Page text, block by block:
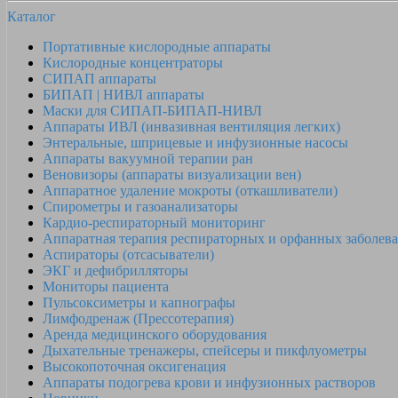
Каталог
Портативные кислородные аппараты
Кислородные концентраторы
СИПАП аппараты
БИПАП | НИВЛ аппараты
Маски для СИПАП-БИПАП-НИВЛ
Аппараты ИВЛ (инвазивная вентиляция легких)
Энтеральные, шприцевые и инфузионные насосы
Аппараты вакуумной терапии ран
Веновизоры (аппараты визуализации вен)
Аппаратное удаление мокроты (откашливатели)
Спирометры и газоанализаторы
Кардио-респираторный мониторинг
Аппаратная терапия респираторных и орфанных
Аспираторы (отсасыватели)
ЭКГ и дефибрилляторы
Мониторы пациента
Пульсоксиметры и капнографы
Лимфодренаж (Прессотерапия)
Аренда медицинского оборудования
Дыхательные тренажеры, спейсеры и пикфлуометры
Высокопоточная оксигенация
Аппараты подогрева крови и инфузионных растворов